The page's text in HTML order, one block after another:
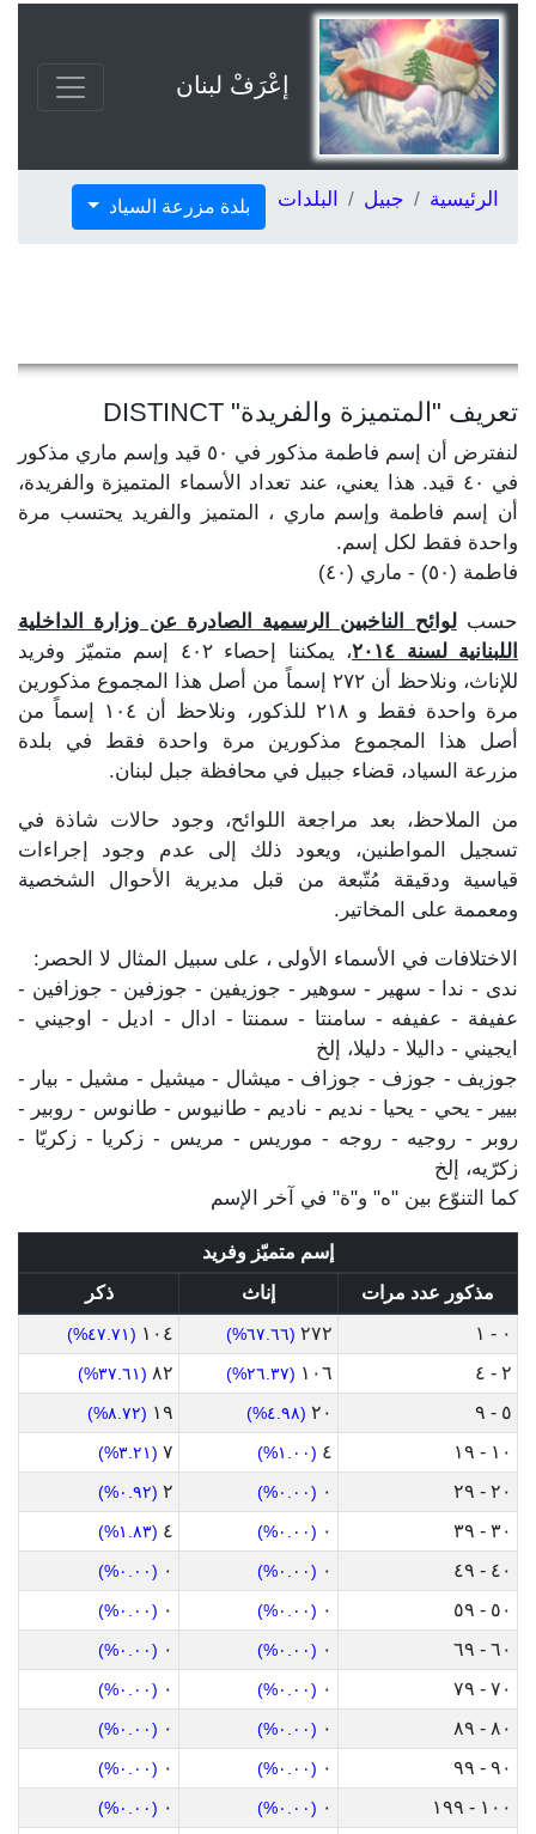
إعْرَفْ لبنان
الرئيسية جبيل البلدات بلدة مزرعة السياد
تعريف "المتميزة والفريدة" DISTINCT
لنفترض أن إسم فاطمة مذكور في ٥٠ قيد وإسم ماري مذكور
في ٤٠ قيد. هذا يعني، عند تعداد الأسماء المتميزة والفريدة،
أن إسم فاطمة وإسم ماري ، المتميز والفريد يحتسب مرة
واحدة فقط لكل إسم.
فاطمة (٥٠) - ماري (٤٠)
حسبلوائح الناخبين الرسمية الصادرة عن وزارة الداخلية
اللبنانية لسنة ٢٠١٤
، يمكننا إحصاء ٤٠٢ إسم متميّز وفريد
للإناث، ونلاحظ أن ٢٧٢ إسماً من أصل هذا المجموع مذكورين
مرة واحدة فقط و ٢١٨ للذكور، ونلاحظ أن ١٠٤ إسماً من
أصل هذا المجموع مذكورين مرة واحدة فقط في بلدة
مزرعة السياد، قضاء جبيل في محافظة جبل لبنان.
من الملاحظ، بعد مراجعة اللوائح، وجود حالات شاذة في
تسجيل المواطنين، ويعود ذلك إلى عدم وجود إجراءات
قياسية ودقيقة مُتّبعة من قبل مديرية الأحوال الشخصية
ومعممة على المخاتير.
الاختلافات في الأسماء الأولى ، على سبيل المثال لا الحصر:
ندى - ندا - سهير - سوهير - جوزيفين - جوزفين - جوزافين -
عفيفة - عفيفه - سامنتا - سمنتا - ادال - اديل - اوجيني -
ايجيني - داليلا - دليلا، إلخ
جوزيف - جوزف - جوزاف - ميشال - ميشيل - مشيل - بيار -
بيير - يحي - يحيا - نديم - ناديم - طانيوس - طانوس - روبير -
روبر - روجيه - روجه - موريس - مريس - زكريا - زكريّا -
زكرّيه، إلخ
كما التنوّع بين "ه" و"ة" في آخر الإسم
إسم متميّز وفريد
مذكور عدد مرات
إناث
ذكر
٠ - ١
٢٧٢ (٦٧.٦٦%) ١٠٤ (٤٧.٧١%)
٢ - ٤ ١٠٦ (٢٦.٣٧%) ٨٢ (٣٧.٦١%)
٥ - ٩ ٢٠ (٤.٩٨%) ١٩ (٨.٧٢%)
١٠ - ١٩ ٤ (١.٠٠%) ٧ (٣.٢١%)
٢٠ - ٢٩ ٠ (٠.٠٠%) ٢ (٠.٩٢%)
٣٠ - ٣٩ ٠ (٠.٠٠%) ٤ (١.٨٣%)
٤٠ - ٤٩ ٠ (٠.٠٠%) ٠ (٠.٠٠%)
٥٠ - ٥٩ ٠ (٠.٠٠%) ٠ (٠.٠٠%)
٦٠ - ٦٩ ٠ (٠.٠٠%) ٠ (٠.٠٠%)
٧٠ - ٧٩ ٠ (٠.٠٠%) ٠ (٠.٠٠%)
٨٠ - ٨٩ ٠ (٠.٠٠%) ٠ (٠.٠٠%)
٩٠ - ٩٩ ٠ (٠.٠٠%) ٠ (٠.٠٠%)
١٠٠ - ١٩٩ ٠ (٠.٠٠%) ٠ (٠.٠٠%)